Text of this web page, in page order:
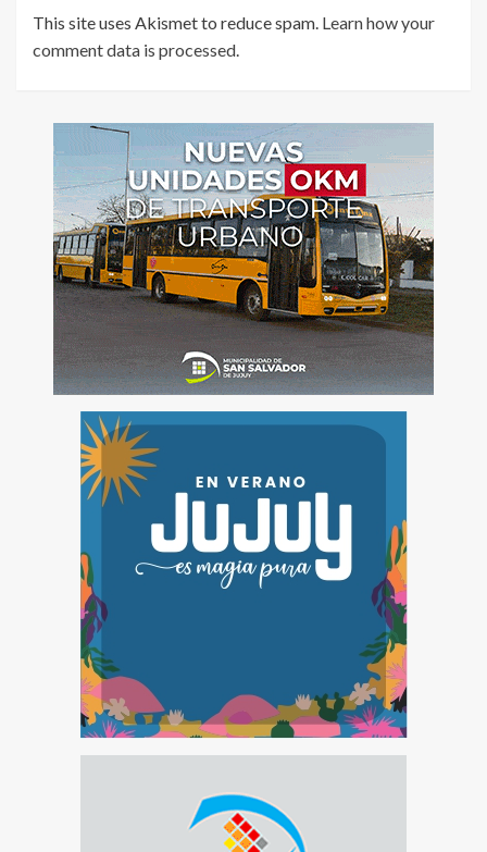
This site uses Akismet to reduce spam. Learn how your
comment data is processed